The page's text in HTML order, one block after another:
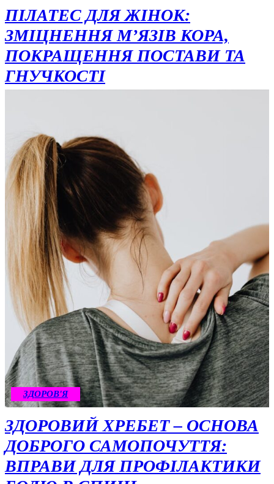
ПІЛАТЕС ДЛЯ ЖІНОК:
ЗМІЦНЕННЯ М’ЯЗІВ КОРА,
ПОКРАЩЕННЯ ПОСТАВИ ТА
ГНУЧКОСТІ
ЗДОРОВ'Я
ЗДОРОВИЙ ХРЕБЕТ – ОСНОВА
ДОБРОГО САМОПОЧУТТЯ:
ВПРАВИ ДЛЯ ПРОФІЛАКТИКИ